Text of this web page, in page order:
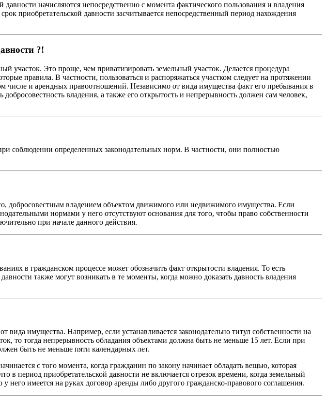
начисляются непосредственно с момента фактического пользования и владения
приобретательской давности засчитывается непосредственный период нахождения
?!
участок. Это проще, чем приватизировать земельный участок. Делается процедура
правила. В частности, пользоваться и распоряжаться участком следует на протяжении
и арендных правоотношений. Независимо от вида имущества факт его пребывания в
владения, а также его открытость и непрерывность должен сам человек,
соблюдении определенных законодательных норм. В частности, они полностью
добросовестным владением объектом движимого или недвижимого имущества. Если
нормами у него отсутствуют основания для того, чтобы право собственности
при начале данного действия.
в гражданском процессе может обозначить факт открытости владения. То есть
также могут возникать в те моменты, когда можно доказать давность владения
вида имущества. Например, если устанавливается законодательно титул собственности на
то тогда непрерывность обладания объектами должна быть не меньше 15 лет. Если при
быть не меньше пяти календарных лет.
с того момента, когда гражданин по закону начинает обладать вещью, которая
в период приобретательской давности не включается отрезок времени, когда земельный
имеется на руках договор аренды либо другого гражданско-правового соглашения.